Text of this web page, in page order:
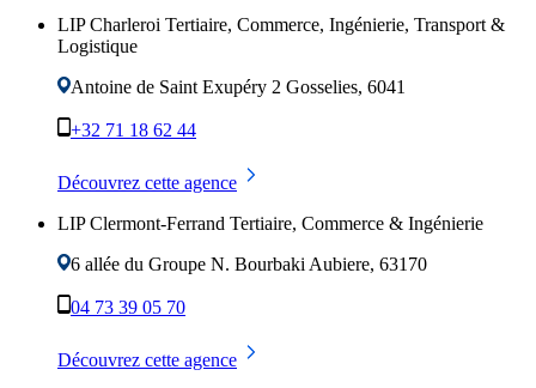
LIP Charleroi Tertiaire, Commerce, Ingénierie, Transport &
Logistique
Antoine de Saint Exupéry 2 Gosselies, 6041
+32 71 18 62 44
Découvrez cette agence
LIP Clermont-Ferrand Tertiaire, Commerce & Ingénierie
6 allée du Groupe N. Bourbaki Aubiere, 63170
04 73 39 05 70
Découvrez cette agence